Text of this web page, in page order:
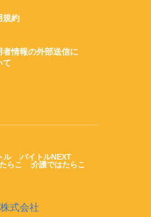
規約
者情報の外部送信に
て
ル
バイトルNEXT
らこ 介護ではたらこ